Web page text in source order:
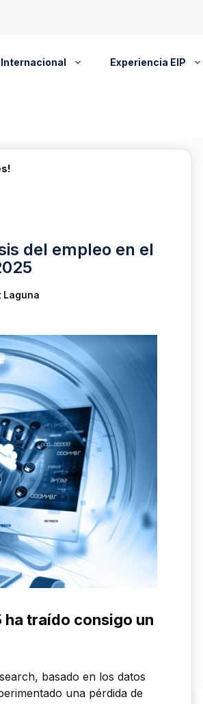
Internacional Experiencia EIP
del empleo en el
Laguna
ha traído consigo un
basado en los datos
una pérdida de